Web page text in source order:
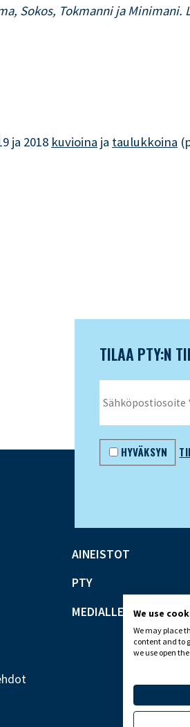
Sokos, Tokmanni ja Minimani.
ja 2018 kuvioina ja taulukkoina
TILAA PTY:N
HYVÄKSYN
AINEISTOT
PTY
MEDIALLE
We use
We may place
content and to
we use open